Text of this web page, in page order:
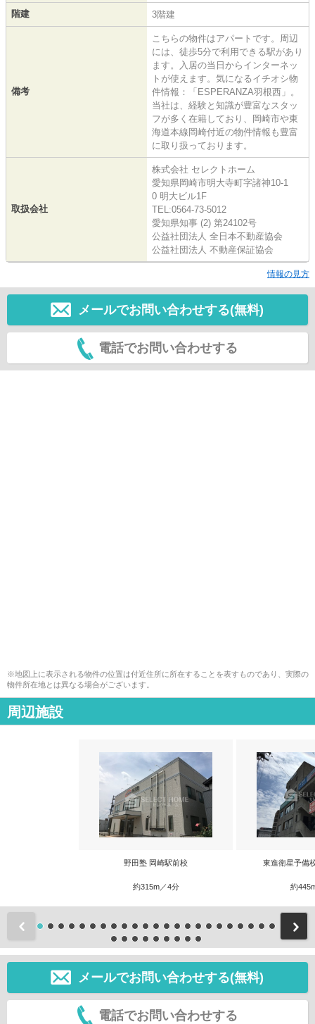
階建 3階建
備考
こちらの物件はアパートです。周辺
には、徒歩5分で利用できる駅があり
ます。入居の当日からインターネッ
トが使えます。気になるイチオシ物
件情報：「ESPERANZA羽根西」。
当社は、経験と知識が豊富なスタッ
フが多く在籍しており、岡崎市や東
海道本線岡崎付近の物件情報も豊富
に取り扱っております。
取扱会社
株式会社 セレクトホーム
愛知県岡崎市明大寺町字諸神10-1
0 明大ビル1F
TEL:0564-73-5012
愛知県知事 (2) 第24102号
公益社団法人 全日本不動産協会
公益社団法人 不動産保証協会
情報の見方
メールでお問い合わせする(無料)
電話でお問い合わせする
※地図上に表示される物件の位置は付近住所に所在することを表すものであり、実際の
物件所在地とは異なる場合がございます。
周辺施設
野田塾 岡崎駅前校
約315m／4分
東進衛星予備
約
前
メールでお問い合わせする(無料)
電話でお問い合わせする